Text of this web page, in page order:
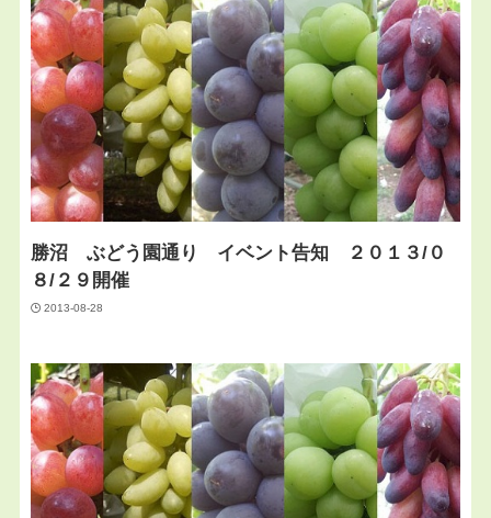
勝沼 ぶどう園通り イベント告知 ２０１３/０
８/２９開催
2013-08-28